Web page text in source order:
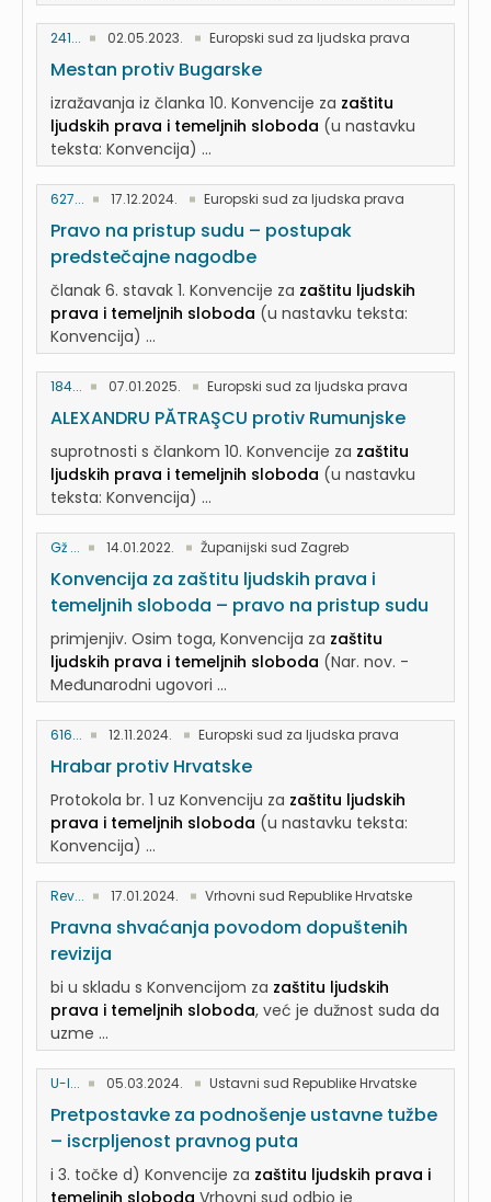
241... 02.05.2023. Europski sud za ljudska prava
Mestan protiv Bugarske
izražavanja iz članka 10. Konvencije za zaštitu
ljudskih prava i temeljnih sloboda (u nastavku
teksta: Konvencija) ...
627... 17.12.2024. Europski sud za ljudska prava
Pravo na pristup sudu – postupak
predstečajne nagodbe
članak 6. stavak 1. Konvencije za zaštitu ljudskih
prava i temeljnih sloboda (u nastavku teksta:
Konvencija) ...
184... 07.01.2025. Europski sud za ljudska prava
ALEXANDRU PĂTRAŞCU protiv Rumunjske
suprotnosti s člankom 10. Konvencije za zaštitu
ljudskih prava i temeljnih sloboda (u nastavku
teksta: Konvencija) ...
Gž ... 14.01.2022. Županijski sud Zagreb
Konvencija za zaštitu ljudskih prava i
temeljnih sloboda – pravo na pristup sudu
primjenjiv. Osim toga, Konvencija za zaštitu
ljudskih prava i temeljnih sloboda (Nar. nov. -
Međunarodni ugovori ...
616... 12.11.2024. Europski sud za ljudska prava
Hrabar protiv Hrvatske
Protokola br. 1 uz Konvenciju za zaštitu ljudskih
prava i temeljnih sloboda (u nastavku teksta:
Konvencija) ...
Rev... 17.01.2024. Vrhovni sud Republike Hrvatske
Pravna shvaćanja povodom dopuštenih
revizija
bi u skladu s Konvencijom za zaštitu ljudskih
prava i temeljnih sloboda, već je dužnost suda da
uzme ...
U-I... 05.03.2024. Ustavni sud Republike Hrvatske
Pretpostavke za podnošenje ustavne tužbe
– iscrpljenost pravnog puta
i 3. točke d) Konvencije za zaštitu ljudskih prava i
temeljnih sloboda Vrhovni sud odbio je